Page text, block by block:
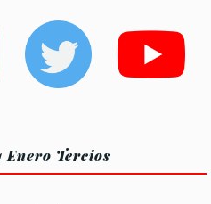
Enero Tercios